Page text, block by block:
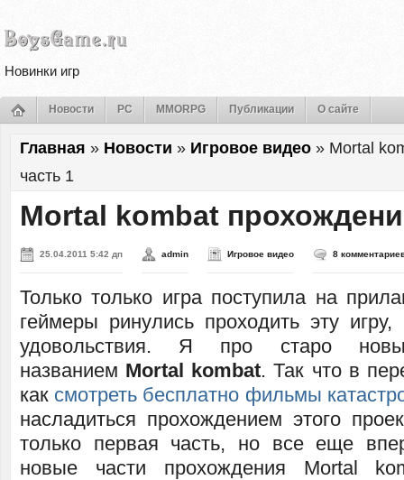
Новинки игр
Новости PC MMORPG Публикации О сайте
Главная » Новости » Игровое видео » Mortal
часть 1
Mortal kombat
25.04.2011 5:42 дп admin Игровое видео 8
Только только игра поступила на
геймеры ринулись проходить эту
удовольствия. Я про старо
названием Mortal kombat. Так что в
как смотреть бесплатно фильмы
насладиться прохождением этого
только первая часть, но все еще
новые части прохождения Mortal